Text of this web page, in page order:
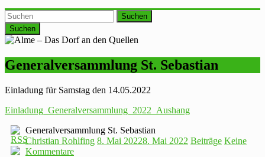
Suchen
Generalversammlung St. Sebastian
Einladung für Samstag den 14.05.2022
Einladung_Generalversammlung_2022_Aushang
Generalversammlung St. Sebastian
Christian Rohlfing 8. Mai 20228. Mai 2022 Beiträge Keine
Kommentare